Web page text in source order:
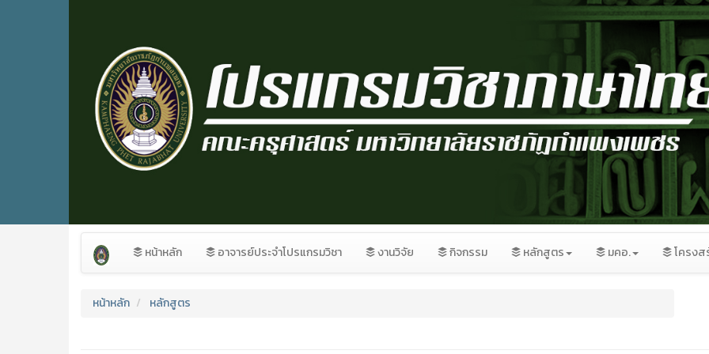
หน้าหลัก อาจารย์ประจำโปรแกรมวิชา งานวิจัย กิจกรรม หลักสูตร มคอ. โครงส
หน้าหลัก หลักสูตร